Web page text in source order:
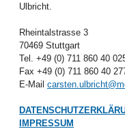
Ulbricht.
Rheintalstrasse 3
70469 Stuttgart
Tel. +49 (0) 711 860 40
Fax +49 (0) 711 860 40
E-Mail
IMPRESSUM